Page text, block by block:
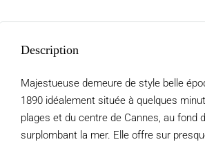
Description
Majestueuse demeure de style belle
1890 idéalement située à quelques
plages et du centre de Cannes, au fond
surplombant la mer. Elle offre sur